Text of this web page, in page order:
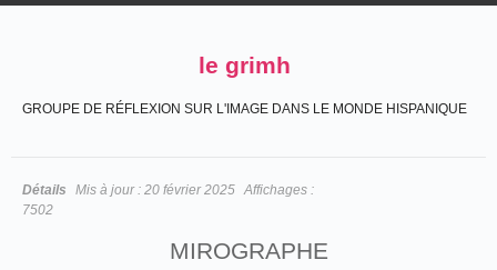
le grimh
GROUPE DE RÉFLEXION SUR L'IMAGE DANS LE MONDE HISPANIQUE
Détails Mis à jour : 20 février 2025 Affichages :
7502
MIROGRAPHE